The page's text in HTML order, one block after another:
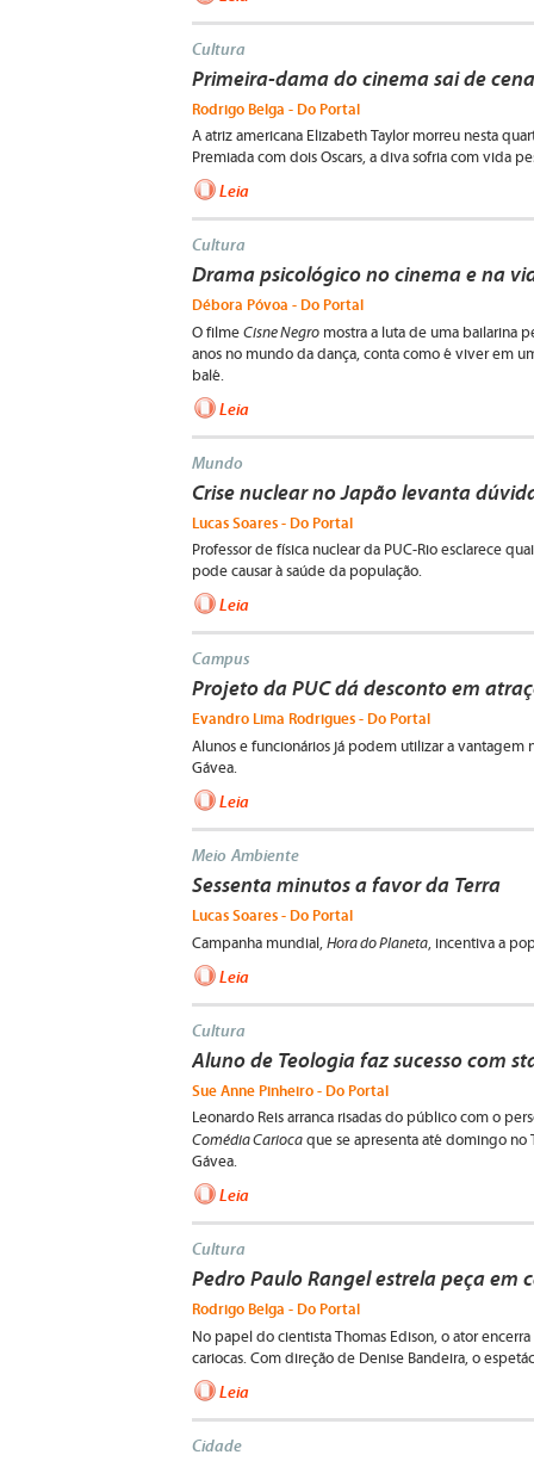
Cultura
Primeira-dama do cinema sai de
Rodrigo Belga - Do Portal
A atriz americana Elizabeth Taylor morreu nesta
Premiada com dois Oscars, a diva sofria com vida
Leia
Cultura
Drama psicológico no cinema e na
Débora Póvoa - Do Portal
O filme Cisne Negro mostra a luta de uma bailarina
anos no mundo da dança, conta como é viver em
balé.
Leia
Mundo
Crise nuclear no Japão levanta
Lucas Soares - Do Portal
Professor de física nuclear da PUC-Rio esclarece
pode causar à saúde da população.
Leia
Campus
Projeto da PUC dá desconto em
Evandro Lima Rodrigues - Do Portal
Alunos e funcionários já podem utilizar a vantagem
Gávea.
Leia
Meio Ambiente
Sessenta minutos a favor da Terra
Lucas Soares - Do Portal
Campanha mundial, Hora do Planeta, incentiva a
Leia
Cultura
Aluno de Teologia faz sucesso com
Sue Anne Pinheiro - Do Portal
Leonardo Reis arranca risadas do público com o
Comédia Carioca que se apresenta até domingo no
Gávea.
Leia
Cultura
Pedro Paulo Rangel estrela peça em
Rodrigo Belga - Do Portal
No papel do cientista Thomas Edison, o ator
cariocas. Com direção de Denise Bandeira, o
Leia
Cidade